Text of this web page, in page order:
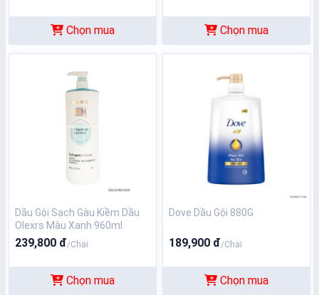
Chọn mua Chọn mua
Dầu Gội Sạch Gàu Kiềm Dầu
Olexrs Màu Xanh 960ml
239,800 đ/Chai
Chọn mua
Dove Dầu Gội 880G
189,900 đ/Chai
Chọn mua